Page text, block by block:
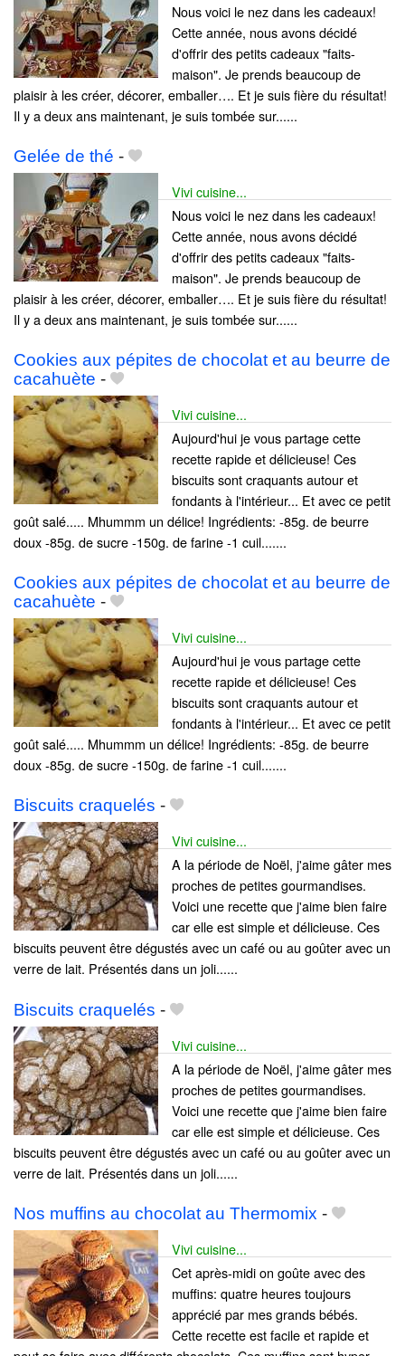
Nous voici le nez dans les cadeaux!
Cette année, nous avons décidé
d'offrir des petits cadeaux "faits-
maison". Je prends beaucoup de
plaisir à les créer, décorer, emballer…. Et je suis fière du résultat!
Il y a deux ans maintenant, je suis tombée sur......
Gelée de thé -
Vivi cuisine...
Nous voici le nez dans les cadeaux!
Cette année, nous avons décidé
d'offrir des petits cadeaux "faits-
maison". Je prends beaucoup de
plaisir à les créer, décorer, emballer…. Et je suis fière du résultat!
Il y a deux ans maintenant, je suis tombée sur......
Cookies aux pépites de chocolat et au beurre de
cacahuète -
Vivi cuisine...
Aujourd'hui je vous partage cette
recette rapide et délicieuse! Ces
biscuits sont craquants autour et
fondants à l'intérieur... Et avec ce petit
goût salé..... Mhummm un délice! Ingrédients: -85g. de beurre
doux -85g. de sucre -150g. de farine -1 cuil.......
Cookies aux pépites de chocolat et au beurre de
cacahuète -
Vivi cuisine...
Aujourd'hui je vous partage cette
recette rapide et délicieuse! Ces
biscuits sont craquants autour et
fondants à l'intérieur... Et avec ce petit
goût salé..... Mhummm un délice! Ingrédients: -85g. de beurre
doux -85g. de sucre -150g. de farine -1 cuil.......
Biscuits craquelés -
Vivi cuisine...
A la période de Noël, j'aime gâter mes
proches de petites gourmandises.
Voici une recette que j'aime bien faire
car elle est simple et délicieuse. Ces
biscuits peuvent être dégustés avec un café ou au goûter avec un
verre de lait. Présentés dans un joli......
Biscuits craquelés -
Vivi cuisine...
A la période de Noël, j'aime gâter mes
proches de petites gourmandises.
Voici une recette que j'aime bien faire
car elle est simple et délicieuse. Ces
biscuits peuvent être dégustés avec un café ou au goûter avec un
verre de lait. Présentés dans un joli......
Nos muffins au chocolat au Thermomix -
Vivi cuisine...
Cet après-midi on goûte avec des
muffins: quatre heures toujours
apprécié par mes grands bébés.
Cette recette est facile et rapide et